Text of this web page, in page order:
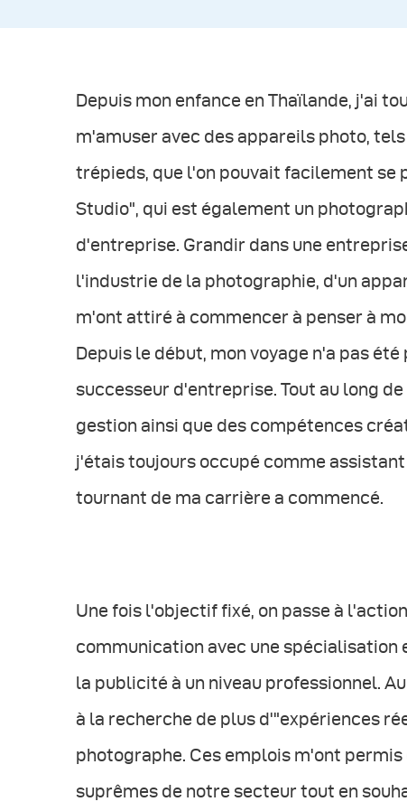
Depuis mon enfance en Thaïlande, j'ai
m'amuser avec des appareils photo,
trépieds, que l'on pouvait facilement se
Studio", qui est également un
d'entreprise. Grandir dans une
l'industrie de la photographie, d'un
m'ont attiré à commencer à penser à
Depuis le début, mon voyage n'a pas
successeur d'entreprise. Tout au long
gestion ainsi que des compétences
j'étais toujours occupé comme
tournant de ma carrière a commencé.
Une fois l'objectif fixé, on passe à
communication avec une
la publicité à un niveau professionnel.
à la recherche de plus d'"expériences
photographe. Ces emplois m'ont
suprêmes de notre secteur tout en